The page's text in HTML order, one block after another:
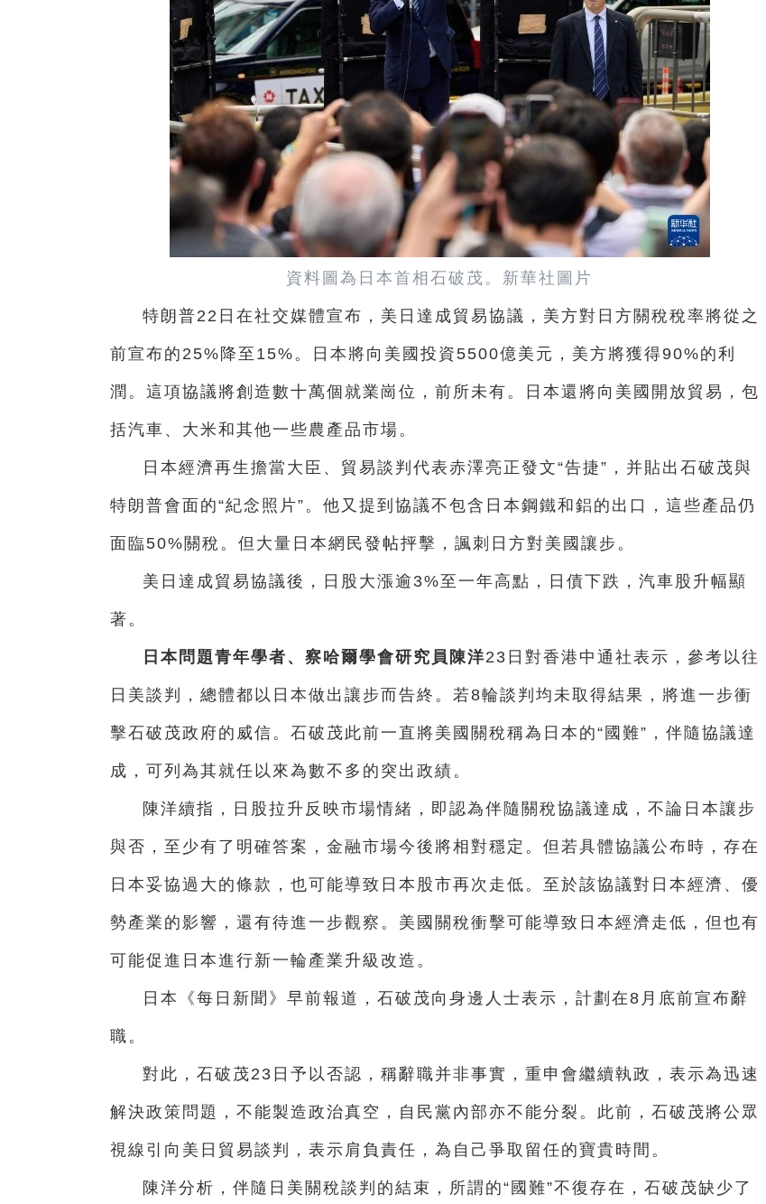
資料圖為日本首相石破茂。新華社圖片
特朗普22日在社交媒體宣布，美日達成貿易協議，美方對日方關稅稅率將從之
前宣布的25%降至15%。日本將向美國投資5500億美元，美方將獲得90%的利
潤。這項協議將創造數十萬個就業崗位，前所未有。日本還將向美國開放貿易，包
括汽車、大米和其他一些農產品市場。
日本經濟再生擔當大臣、貿易談判代表赤澤亮正發文“告捷”，并貼出石破茂與
特朗普會面的“紀念照片”。他又提到協議不包含日本鋼鐵和鋁的出口，這些產品仍
面臨50%關稅。但大量日本網民發帖抨擊，諷刺日方對美國讓步。
美日達成貿易協議後，日股大漲逾3%至一年高點，日債下跌，汽車股升幅顯
著。
日本問題青年學者、察哈爾學會研究員陳洋23日對香港中通社表示，參考以往
日美談判，總體都以日本做出讓步而告終。若8輪談判均未取得結果，將進一步衝
擊石破茂政府的威信。石破茂此前一直將美國關稅稱為日本的“國難”，伴隨協議達
成，可列為其就任以來為數不多的突出政績。
陳洋續指，日股拉升反映市場情緒，即認為伴隨關稅協議達成，不論日本讓步
與否，至少有了明確答案，金融市場今後將相對穩定。但若具體協議公布時，存在
日本妥協過大的條款，也可能導致日本股市再次走低。至於該協議對日本經濟、優
勢產業的影響，還有待進一步觀察。美國關稅衝擊可能導致日本經濟走低，但也有
可能促進日本進行新一輪產業升級改造。
日本《每日新聞》早前報道，石破茂向身邊人士表示，計劃在8月底前宣布辭
職。
對此，石破茂23日予以否認，稱辭職并非事實，重申會繼續執政，表示為迅速
解決政策問題，不能製造政治真空，自民黨內部亦不能分裂。此前，石破茂將公眾
視線引向美日貿易談判，表示肩負責任，為自己爭取留任的寶貴時間。
陳洋分析，伴隨日美關稅談判的結束，所謂的“國難”不復存在，石破茂缺少了